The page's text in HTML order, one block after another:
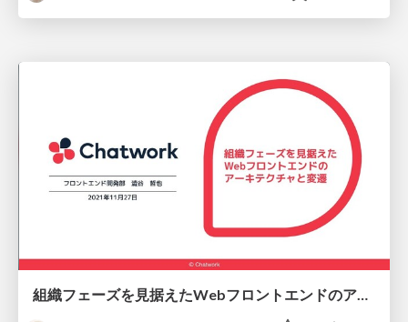
組織フェーズを見据えたWebフロントエンドのアーキテクチャと変遷